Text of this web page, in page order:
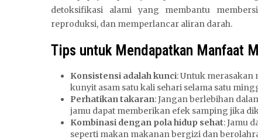
detoksifikasi alami yang membantu
reproduksi, dan memperlancar aliran darah.
Tips untuk Mendapatkan Manfaat
Konsistensi adalah kunci: Untuk merasakan
kunyit asam satu kali sehari selama satu
Perhatikan takaran: Jangan berlebihan
jamu dapat memberikan efek samping jika
Kombinasi dengan pola hidup sehat: Jamu
seperti makan makanan bergizi dan